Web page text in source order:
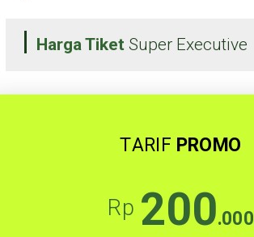
Harga Tiket Super Executive
TARIF PROMO
Rp 200.000